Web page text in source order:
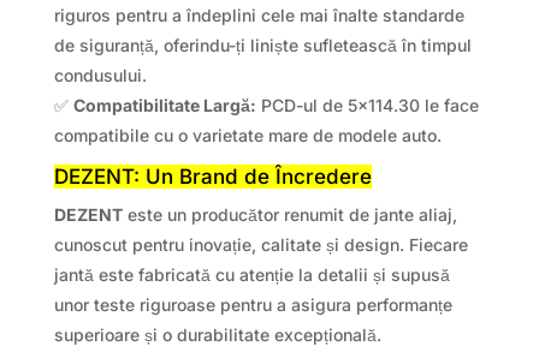
riguros pentru a îndeplini cele mai înalte standarde
de siguranță, oferindu-ți liniște sufletească în timpul
condusului.
✅ Compatibilitate Largă: PCD-ul de 5×114.30 le face
compatibile cu o varietate mare de modele auto.
DEZENT: Un Brand de Încredere
DEZENTeste un producător renumit de jante aliaj,
cunoscut pentru inovație, calitate și design. Fiecare
jantă este fabricată cu atenție la detalii și supusă
unor teste riguroase pentru a asigura performanțe
superioare și o durabilitate excepțională.